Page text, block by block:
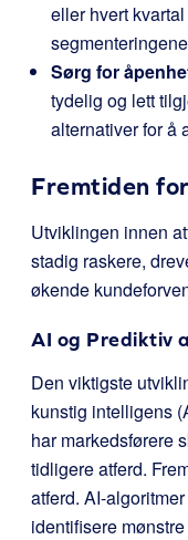
eller hvert
Sørg for
tydelig og lett
alternativer for å
Fremtiden
Utviklingen innen
stadig raskere,
økende
AI og Prediktiv
Den viktigste
kunstig intelligens
har markedsførere
tidligere atferd.
atferd. AI-
identifisere